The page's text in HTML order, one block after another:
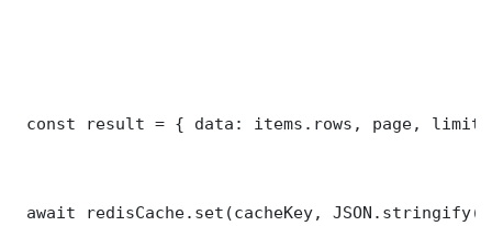
const result = { data: items.rows, page,
await redisCache.set(cacheKey,